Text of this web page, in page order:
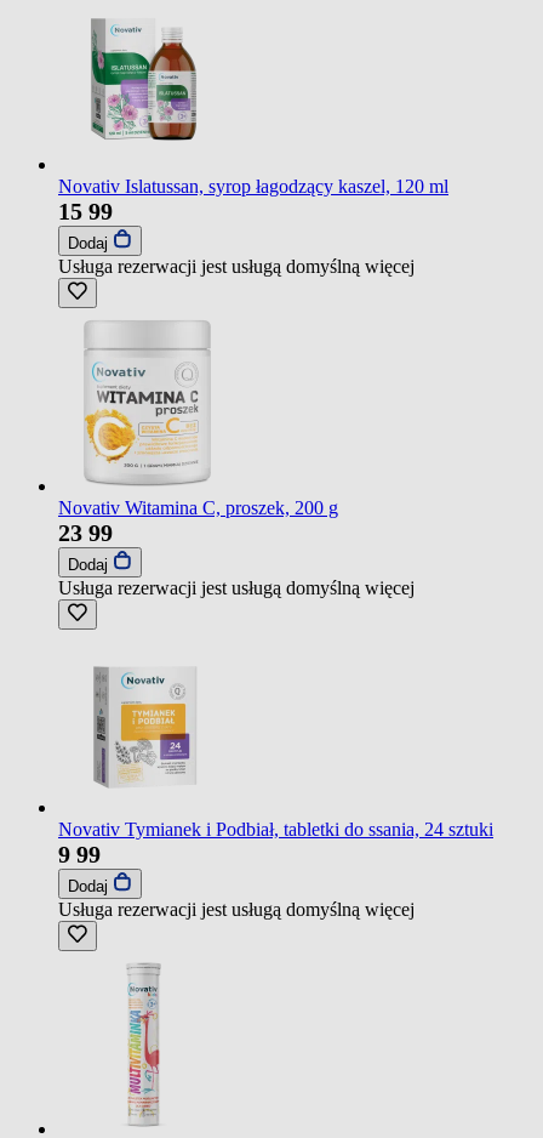
Novativ Islatussan, syrop łagodzący kaszel, 120 ml
15 99
Dodaj
Usługa rezerwacji jest usługą domyślną więcej
Novativ Witamina C, proszek, 200 g
23 99
Dodaj
Usługa rezerwacji jest usługą domyślną więcej
Novativ Tymianek i Podbiał, tabletki do ssania, 24 sztuki
9 99
Dodaj
Usługa rezerwacji jest usługą domyślną więcej